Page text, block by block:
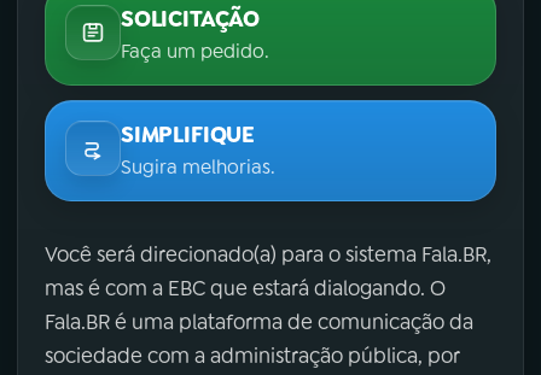
SOLICITAÇÃO
Faça um pedido.
SIMPLIFIQUE
Sugira melhorias.
Você será direcionado(a) para o sistema Fala.BR,
mas é com a EBC que estará dialogando. O
Fala.BR é uma plataforma de comunicação da
sociedade com a administração pública, por